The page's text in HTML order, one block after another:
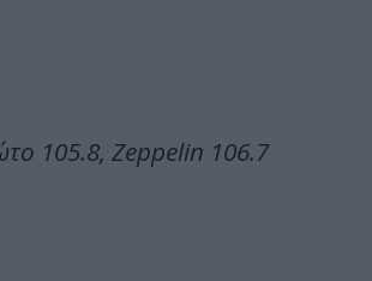
105.8, Zeppelin 106.7